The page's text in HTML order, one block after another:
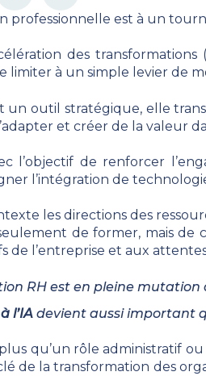
professionnelle est à un
des
limiter à un simple levier de
un outil stratégique, elle
et créer de la valeur
l’objectif de renforcer
l’intégration de
les directions des
de former, mais de
de l’entreprise et aux
RH est en pleine mutation
à l’IA devient aussi important
qu’un rôle administratif
de la transformation des